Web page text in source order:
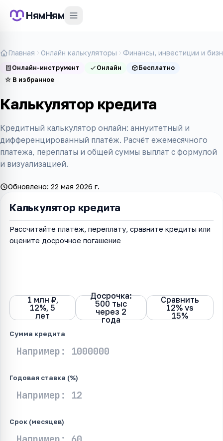
НямНям
Главная Онлайн калькуляторы Финансы, инвестиции и
Онлайн-инструмент Онлайн
Бесплатно
☆ В избранное
Калькулятор кредита
Кредитный калькулятор онлайн: аннуитетный и
дифференцированный платёж. Расчёт ежемесячного
платежа, переплаты и общей суммы выплат с формулой
и визуализацией.
Обновлено: 22 мая 2026 г.
Калькулятор кредита
Рассчитайте платёж, переплату, сравните кредиты или
оцените досрочное погашение
1 млн ₽,
12%, 5
лет
Досрочка:
500 тыс
через 2
года
Сравнить
12% vs
15%
Сумма кредита
Годовая ставка (%)
Срок (месяцев)